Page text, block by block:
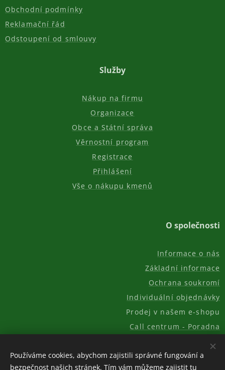
Obchodní podmínky
Reklamační řád
Odstoupení od smlouvy
Služby
Nákup na firmu
Organizace
Obce a Státní správa
Věrnostní program
Registrace
Přihlášení
Vše o nákupu kmenů
O společnosti
Informace o nás
Základní informace
Ochrana soukromí
Individuální objednávky
Prodej v našem e-shopu
Call centrum - Poradna
Používáme cookies, abychom zajistili správné fungování a
bezpečnost našich stránek. Tím vám můžeme zajistit tu